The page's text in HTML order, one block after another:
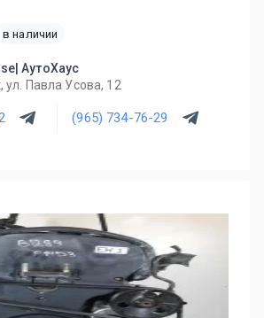
в наличии
АутоХаус
ул. Павла Усова, 12
(965) 734-76-29